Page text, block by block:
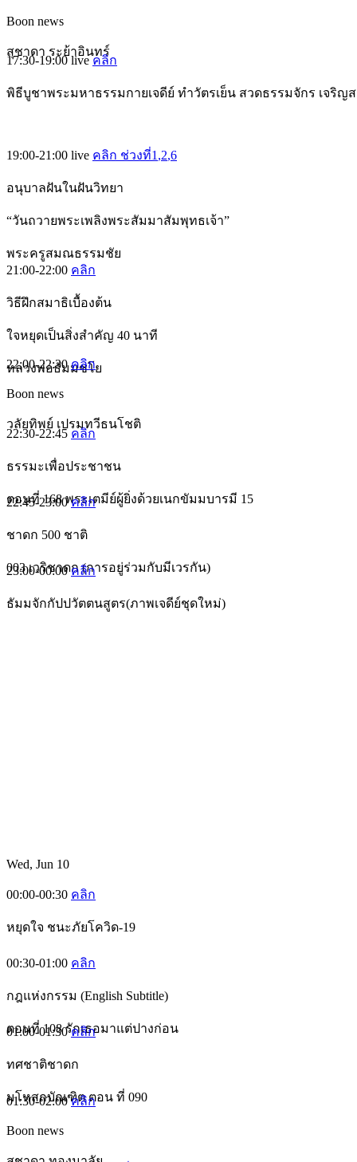
Boon news
สุชาดา ระย้าอินทร์
17:30-19:00live คลิก
พิธีบูชาพระมหาธรรมกายเจดีย์ ทำวัตรเย็น สวดธรรมจักร เจริญ
19:00-21:00 live คลิก ช่วงที่1 ,2,6
อนุบาลฝันในฝันวิทยา
“วันถวายพระเพลิงพระสัมมาสัมพุทธเจ้า”
พระครูสมณธรรมชัย
21:00-22:00 คลิก
วิธีฝึกสมาธิเบื้องต้น
ใจหยุดเป็นสิ่งสำคัญ 40 นาที
หลวงพ่อธัมมชโย
22:00-22:30คลิก
Boon news
วลัยทิพย์ เปรมทวีธนโชติ
22:30-22:45 คลิก
ธรรมะเพื่อประชาชน
ตอนที่ 168 พระเตมีย์ผู้ยิ่งด้วยเนกขัมมบารมี 15
22:45-23:00คลิก
ชาดก 500 ชาติ
003 เวริชาดก (การอยู่ร่วมกับมีเวรกัน)
23:00-00:00คลิก
ธัมมจักกัปปวัตตนสูตร(ภาพเจดีย์ชุดใหม่)
Wed, Jun 10
00:00-00:30 คลิก
หยุดใจ ชนะภัยโควิด-19
00:30-01:00 คลิก
กฎแห่งกรรม (English Subtitle)
ตอนที่ 108 รักเธอมาแต่ปางก่อน
01:00-01:30คลิก
ทศชาติชาดก
มโหสถบัณฑิต ตอน ที่ 090
01:30-02:00คลิก
Boon news